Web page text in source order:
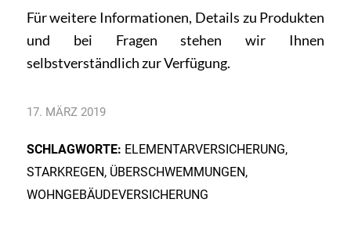
Für weitere Informationen, Details zu Produkten
und bei Fragenstehen wir Ihnen
selbstverständlich zur Verfügung.
17. MÄRZ 2019
SCHLAGWORTE: ELEMENTARVERSICHERUNG,
STARKREGEN, ÜBERSCHWEMMUNGEN,
WOHNGEBÄUDEVERSICHERUNG